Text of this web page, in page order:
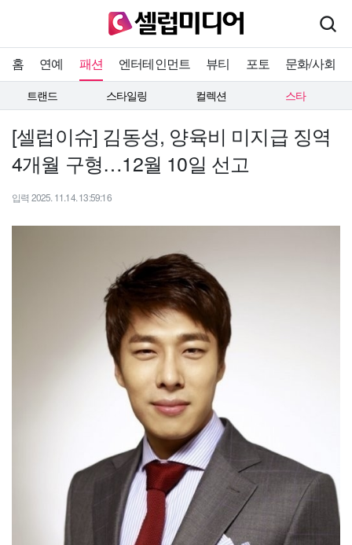
홈 연예 패션 엔터테인먼트 뷰티 포토 문화/사회
트랜드 스타일링 컬렉션 스타
[셀럽이슈] 김동성, 양육비 미지급 징역
4개월 구형…12월 10일 선고
입력 2025. 11.14. 13:59:16